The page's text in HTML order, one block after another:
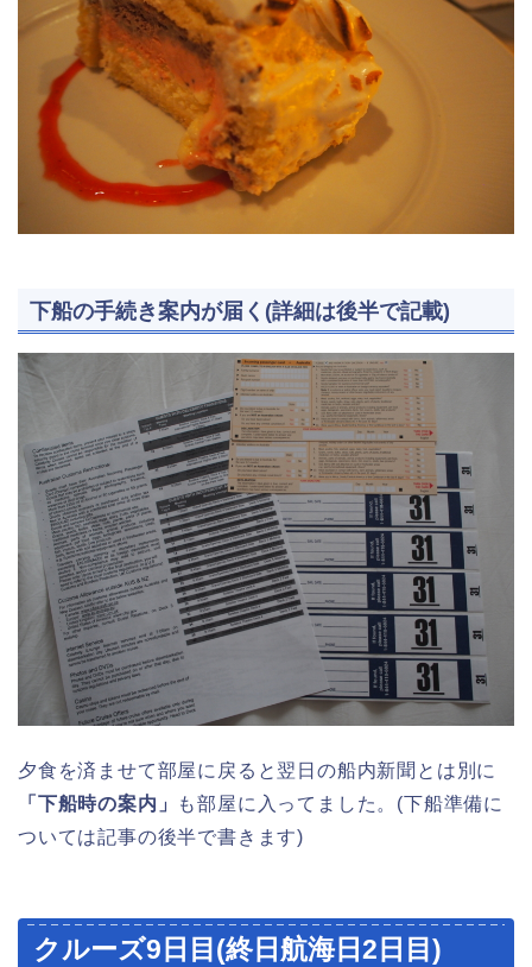
下船の手続き案内が届く(詳細は後半で記載)
夕食を済ませて部屋に戻ると翌日の船内新聞とは別に
「下船時の案内」
も部屋に入ってました。(下船準備に
ついては記事の後半で書きます)
クルーズ9日目(終日航海日2日目)